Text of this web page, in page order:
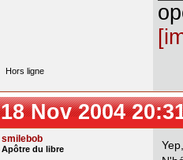
Hors ligne
18 Nov 2004
smilebob
Apôtre du libre